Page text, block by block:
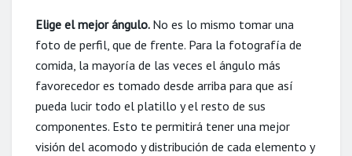
Elige el mejor ángulo. No es lo mismo tomar una
foto de perfil, que de frente. Para la fotografía de
comida, la mayoría de las veces el ángulo más
favorecedor es tomado desde arriba para que así
pueda lucir todo el platillo y el resto de sus
componentes. Esto te permitirá tener una mejor
visión del acomodo y distribución de cada elemento y